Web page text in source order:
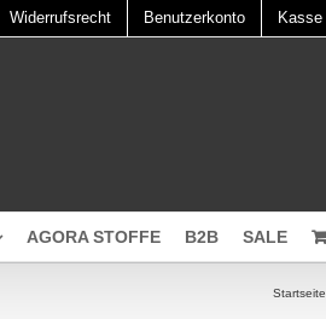
Widerrufsrecht Benutzerkonto Kasse
AGORA STOFFE B2B SALE
Startseite